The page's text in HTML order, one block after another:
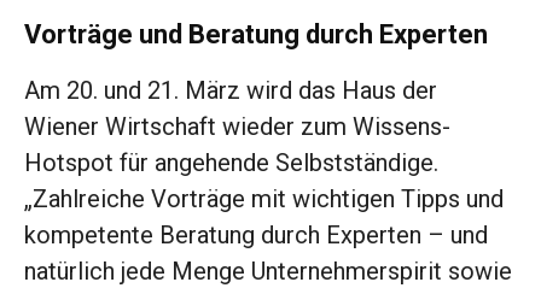
Vorträge und Beratung durch Experten
Am 20. und 21. März wird das Haus der
Wiener Wirtschaft wieder zum Wissens-
Hotspot für angehende Selbstständige.
„Zahlreiche Vorträge mit wichtigen Tipps und
kompetente Beratung durch Experten – und
natürlich jede Menge Unternehmerspirit sowie